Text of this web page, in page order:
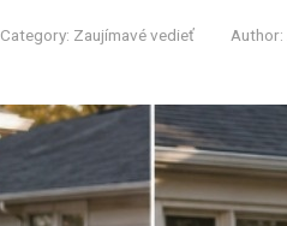
Category: Zaujímavé vedieť Author: